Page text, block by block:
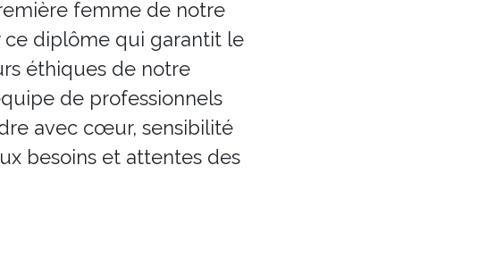
femme de notre
ce diplôme qui garantit le
éthiques de notre
de professionnels
avec cœur, sensibilité
besoins et attentes des